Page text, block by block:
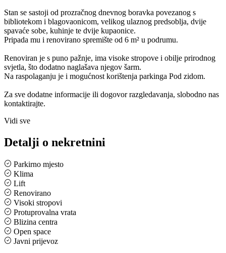
Stan se sastoji od prozračnog dnevnog boravka povezanog s
bibliotekom i blagovaonicom, velikog ulaznog predsoblja, dvije
spavaće sobe, kuhinje te dvije kupaonice.
Pripada mu i renovirano spremište od 6 m² u podrumu.
Renoviran je s puno pažnje, ima visoke stropove i obilje prirodnog
svjetla, što dodatno naglašava njegov šarm.
Na raspolaganju je i mogućnost korištenja parkinga Pod zidom.
Za sve dodatne informacije ili dogovor razgledavanja, slobodno nas
kontaktirajte.
Vidi sve
Detalji o nekretnini
Parkirno mjesto
Klima
Lift
Renovirano
Visoki stropovi
Protuprovalna vrata
Blizina centra
Open space
Javni prijevoz